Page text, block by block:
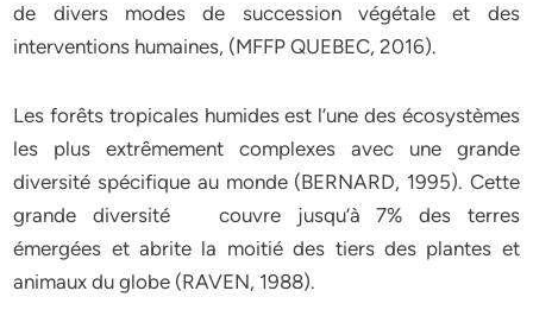
de divers modes de succession végétale et des
interventions humaines, (MFFP QUEBEC, 2016).
Les forêts tropicales humides est l’une des écosystèmes
les plus extrêmement complexes avec une grande
diversité spécifique au monde (BERNARD, 1995). Cette
grande diversité couvre jusqu’à 7% des terres
émergées et abrite la moitié des tiers des plantes et
animaux du globe (RAVEN, 1988).